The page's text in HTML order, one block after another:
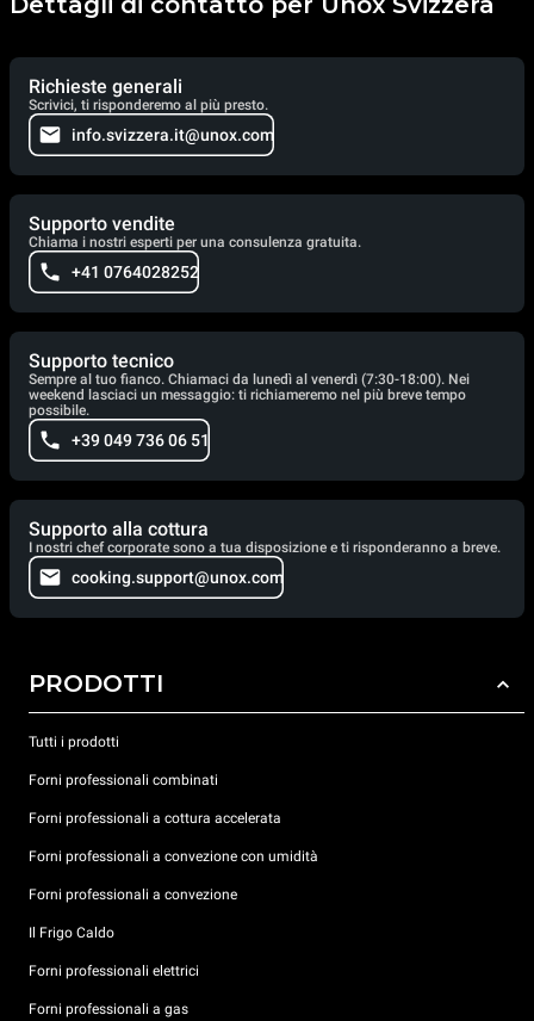
Richieste generali
Scrivici, ti risponderemo al più presto.
info.svizzera.it@unox.com
Supporto vendite
Chiama i nostri esperti per una consulenza gratuita.
+41 0764028252
Supporto tecnico
Sempre al tuo fianco. Chiamaci da lunedì al venerdì (7:30-18:00). Nei
weekend lasciaci un messaggio: ti richiameremo nel più breve tempo
possibile.
+39 049 736 06 51
Supporto alla cottura
I nostri chef corporate sono a tua disposizione e ti risponderanno a breve.
cooking.support@unox.com
PRODOTTI
Tutti i prodotti
Forni professionali combinati
Forni professionali a cottura accelerata
Forni professionali a convezione con umidità
Forni professionali a convezione
Il Frigo Caldo
Forni professionali elettrici
Forni professionali a gas